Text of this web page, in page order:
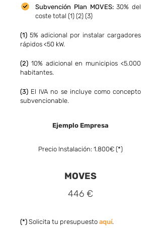
Subvención Plan MOVES:30% del
coste total (1) (2) (3)
(1) 5% adicional por instalar cargadores
rápidos <50 kW.
(2) 10% adicional en municipios <5.000
habitantes.
(3) El IVA no se incluye como concepto
subvencionable.
Ejemplo Empresa
Precio Instalación: 1.800€ (*)
MOVES
446 €
(*) Solicita tu presupuesto aquí.